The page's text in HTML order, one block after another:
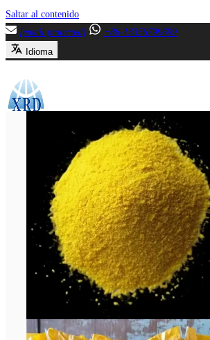
Saltar al contenido
[email protected]
+86-13356799699
Idioma
Cierre